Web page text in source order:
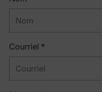
Courriel *